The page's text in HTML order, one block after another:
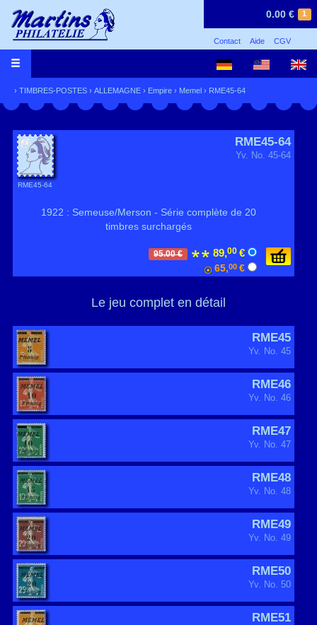
1
0.00 €
Contact Aide CGV
› TIMBRES-POSTES › ALLEMAGNE › Empire › Memel › RME45-64
RME45-64
RME45-64
Yv. No. 45-64
1922 : Semeuse/Merson - Série complète de 20
timbres surchargés
95.00 € 89,00 €
65,00 €
Le jeu complet en détail
RME45
Yv. No. 45
RME46
Yv. No. 46
RME47
Yv. No. 47
RME48
Yv. No. 48
RME49
Yv. No. 49
RME50
Yv. No. 50
RME51